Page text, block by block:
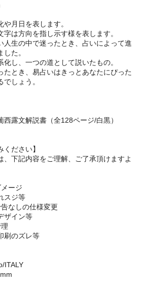
や月日を表します。
は方向を指し示す様を表します。
人生の中で迷ったとき、占いによって進
た。
し、一つの道として説いたもの。
たとき、易占いはきっとあなたにぴった
しょう。
西露文解説書（全128ページ/白黒）
ください】
下記内容をご理解、ご了承頂けますよ
ージ
スジ等
なしの仕様変更
ザイン等
刷のズレ等
ITALY